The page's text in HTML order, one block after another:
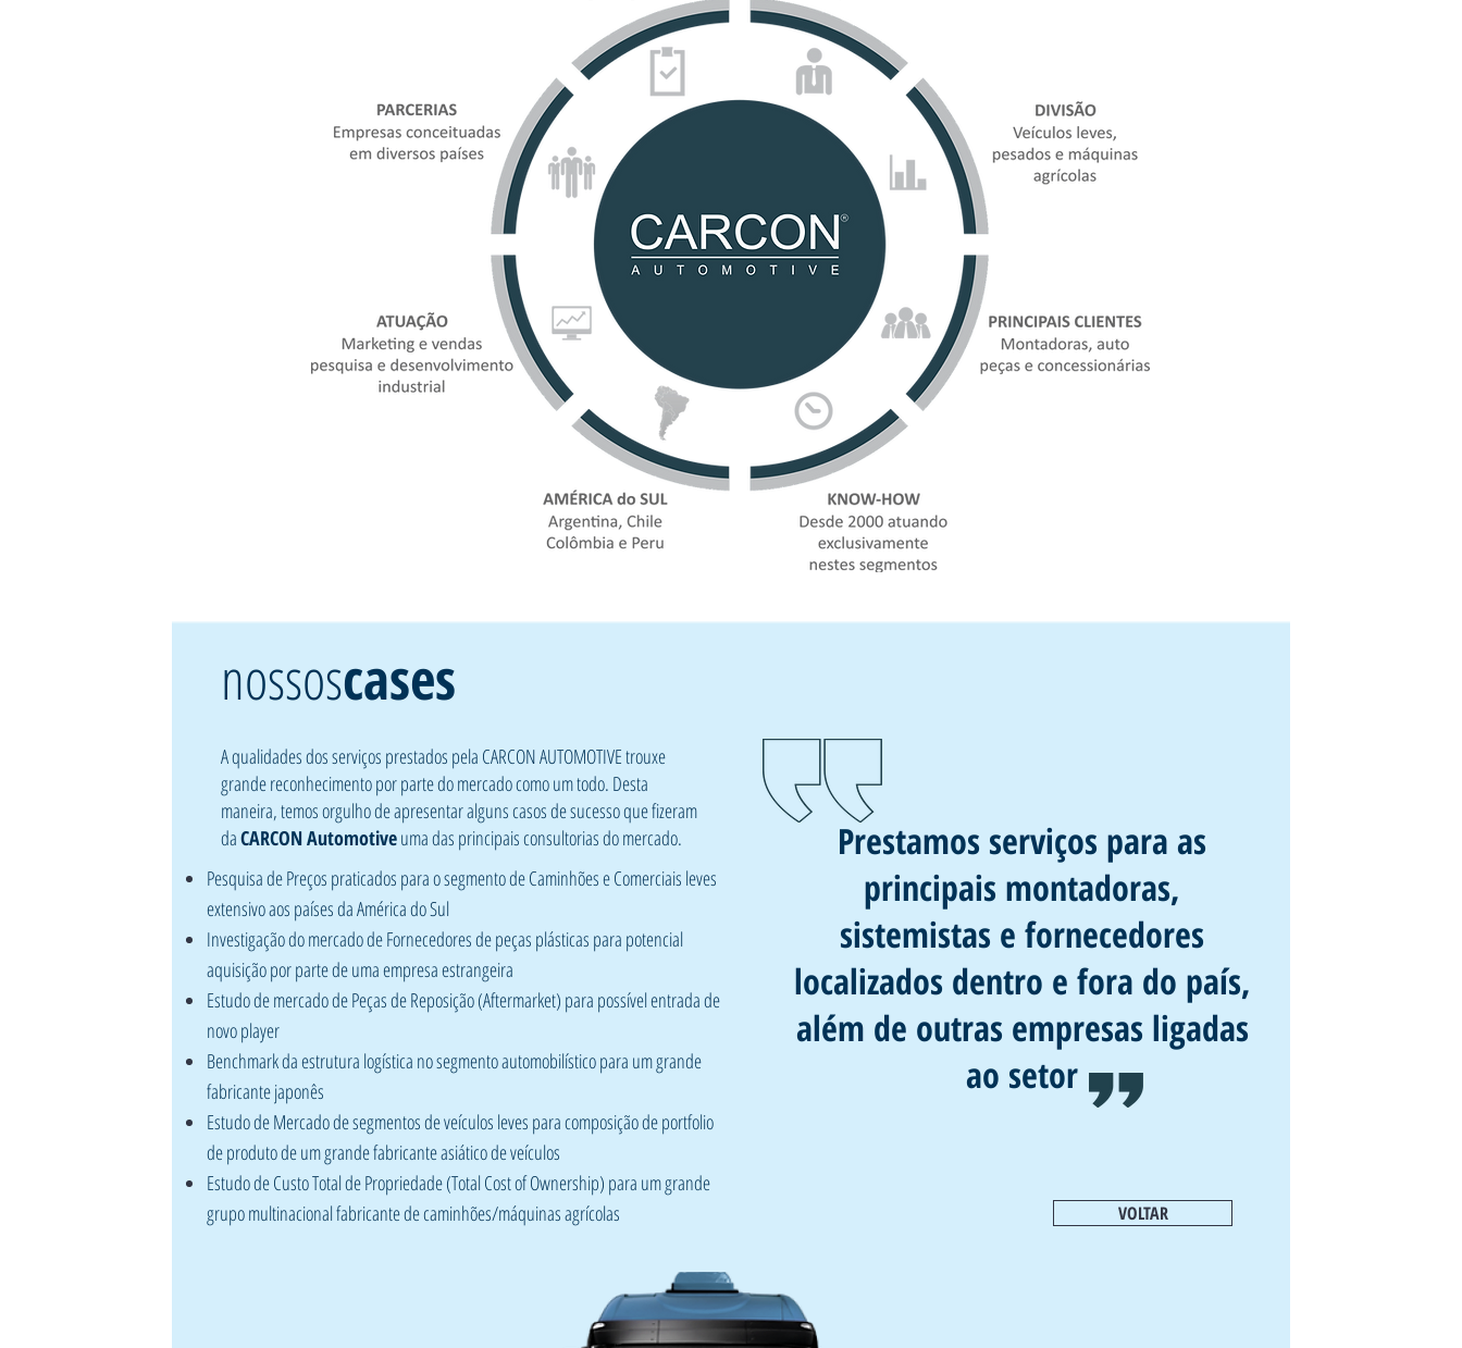
nossoscases
A qualidades dos serviços prestados pela CARCON AUTOMOTIVE trouxe
grande reconhecimento por parte do mercado como um todo. Desta
maneira, temos orgulho de apresentar alguns casos de sucesso que fizeram
daCARCON Automotiveuma das principais consultorias do mercado.
Pesquisa de Preços praticados para o segmento de Caminhões e Comerciais leves
extensivo aos países da América do Sul
Investigação do mercado de Fornecedores de peças plásticas para potencial
aquisição por parte de uma empresa estrangeira
Estudo de mercado de Peças de Reposição (Aftermarket) para possível entrada de
novo player
Benchmark da estrutura logística no segmento automobilístico para um grande
fabricante japonês
Estudo de Mercado de segmentos de veículos leves para composição de portfolio
de produto de um grande fabricante asiático de veículos
Estudo de Custo Total de Propriedade (Total Cost of Ownership) para um grande
grupo multinacional fabricante de caminhões/máquinas agrícolas
Prestamos serviços para as
principais montadoras,
sistemistas e fornecedores
localizados dentro e fora do país,
além de outras empresas ligadas
ao setor
VOLTAR